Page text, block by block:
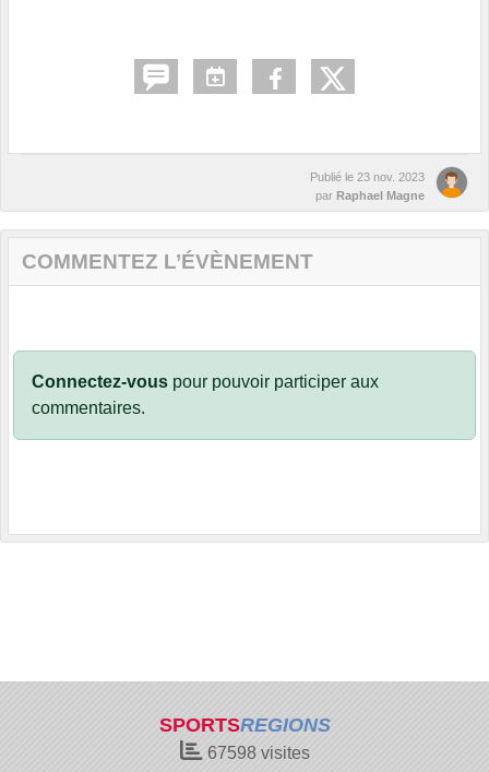
Publié le 23 nov. 2023
par Raphael Magne
COMMENTEZ L’ÉVÈNEMENT
Connectez-vous pour pouvoir participer aux
commentaires.
SPORTSREGIONS
67598visites